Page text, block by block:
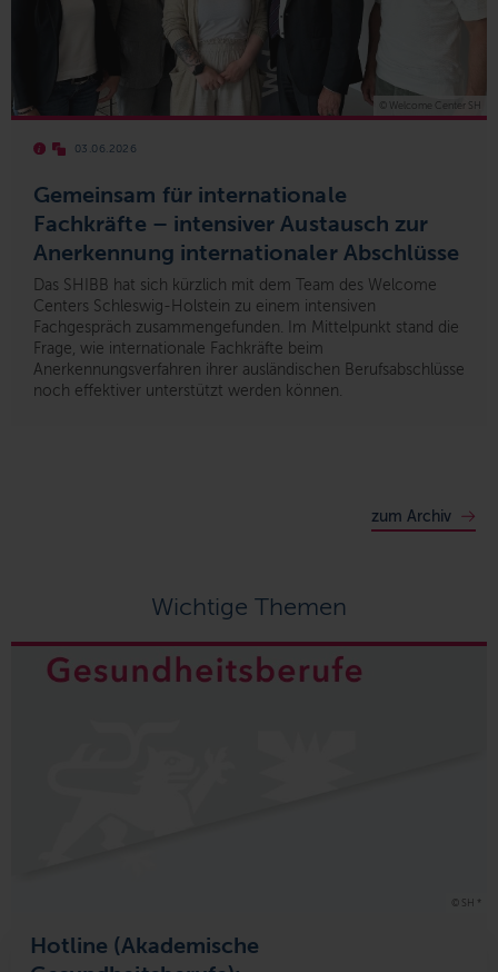
Gemeinsam für internationale
Fachkräfte – intensiver Austausch zur
Anerkennung internationaler Abschlüsse
03.06.2026
Das SHIBB hat sich kürzlich mit dem Team des Welcome
Centers Schleswig-Holstein zu einem intensiven
Fachgespräch zusammengefunden. Im Mittelpunkt stand die
Frage, wie internationale Fachkräfte beim
Anerkennungsverfahren ihrer ausländischen Berufsabschlüsse
noch effektiver unterstützt werden können.
© Welcome Center SH
zum Archiv
Wichtige Themen
Hotline (Akademische
© SH *